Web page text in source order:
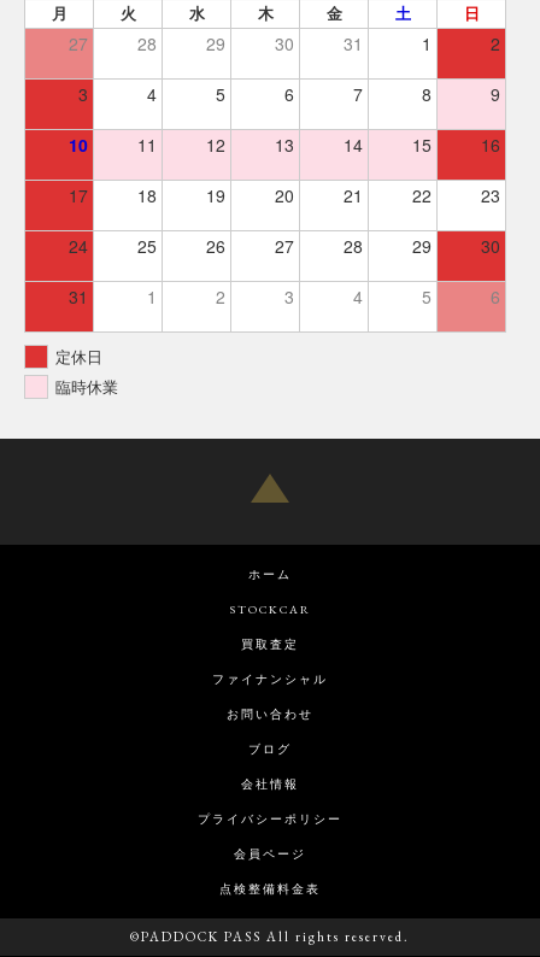
月 火 水 木 金 土 日
27 28 29 30 31 1 2
3 4 5 6 7 8 9
10 11 12 13 14 15 16
17 18 19 20 21 22 23
24 25 26 27 28 29 30
31 1 2 3 4 5 6
定休日
臨時休業
ホーム
STOCKCAR
買取査定
ファイナンシャル
お問い合わせ
ブログ
会社情報
プライバシーポリシー
会員ページ
点検整備料金表
©PADDOCK PASS All rights reserved.